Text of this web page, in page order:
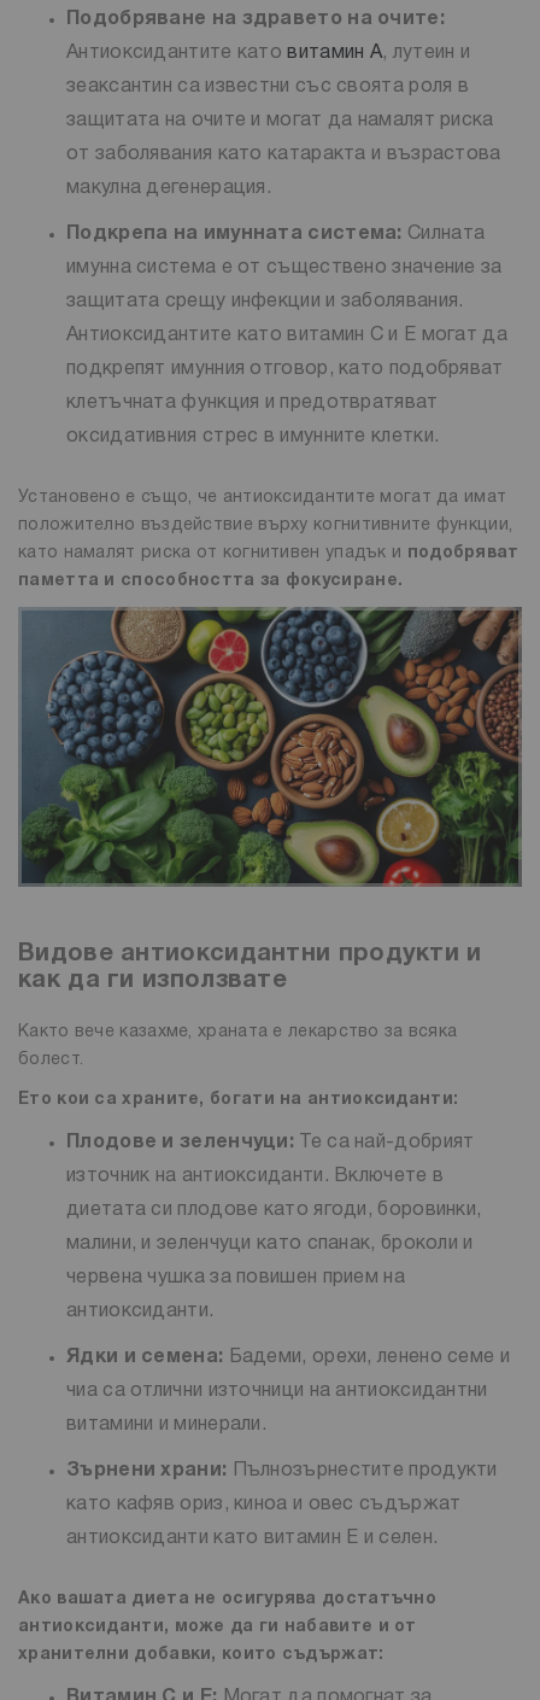
Подобряване на здравето на очите:
Антиоксидантите като витамин A, лутеин и
зеаксантин са известни със своята роля в
защитата на очите и могат да намалят риска
от заболявания като катаракта и възрастова
макулна дегенерация.
Подкрепа на имунната система: Силната
имунна система е от съществено значение за
защитата срещу инфекции и заболявания.
Антиоксидантите като витамин С и E могат да
подкрепят имунния отговор, като подобряват
клетъчната функция и предотвратяват
оксидативния стрес в имунните клетки.
Установено е също, че антиоксидантите могат да имат
положително въздействие върху когнитивните функции,
като намалят риска от когнитивен упадък и подобряват
паметта и способността за фокусиране.
Видове антиоксидантни продукти и
как да ги използвате
Както вече казахме, храната е лекарство за всяка
болест.
Ето кои са храните, богати на антиоксиданти:
Плодове и зеленчуци: Те са най-добрият
източник на антиоксиданти. Включете в
диетата си плодове като ягоди, боровинки,
малини, и зеленчуци като спанак, броколи и
червена чушка за повишен прием на
антиоксиданти.
Ядки и семена: Бадеми, орехи, ленено семе и
чиа са отлични източници на антиоксидантни
витамини и минерали.
Зърнени храни: Пълнозърнестите продукти
като кафяв ориз, киноа и овес съдържат
антиоксиданти като витамин Е и селен.
Ако вашата диета не осигурява достатъчно
антиоксиданти, може да ги набавите и от
хранителни добавки, които съдържат: